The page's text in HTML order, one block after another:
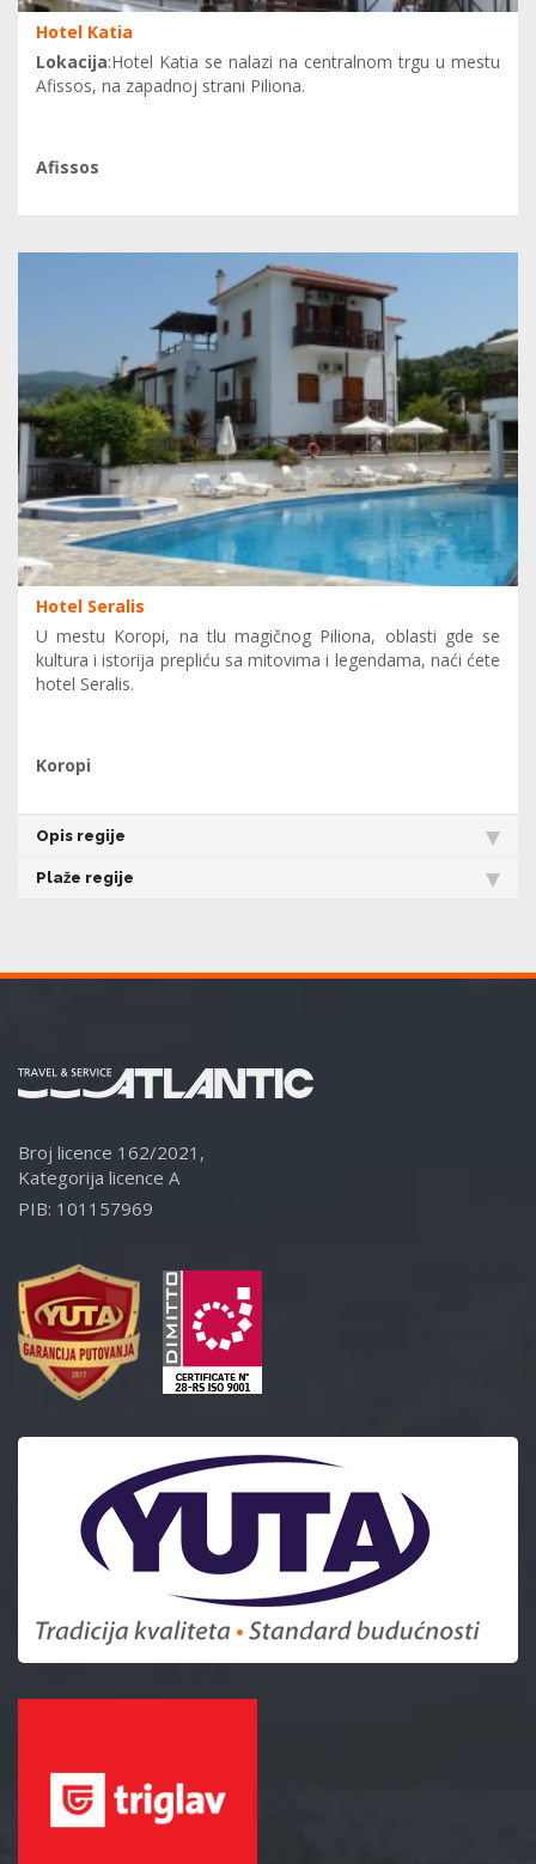
Hotel Katia
Lokacija:Hotel Katia se nalazi na centralnom trgu u mestu
Afissos, na zapadnoj strani Piliona.
Afissos
Hotel Seralis
U mestu Koropi, na tlu magičnog Piliona, oblasti gde se
kultura i istorija prepliću sa mitovima i legendama, naći ćete
hotel Seralis.
Koropi
Opis regije
Plaže regije
Broj licence 162/2021,
Kategorija licence A
PIB: 101157969